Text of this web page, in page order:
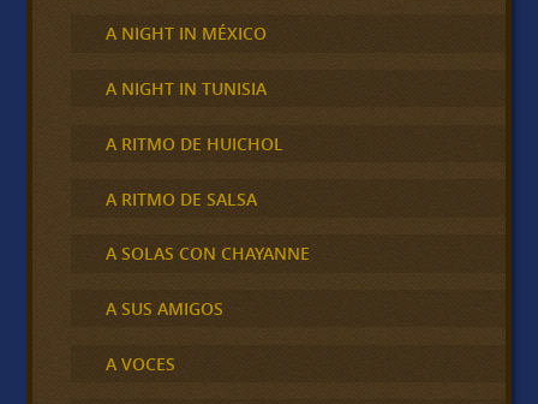
A NIGHT IN MÉXICO
A NIGHT IN TUNISIA
A RITMO DE HUICHOL
A RITMO DE SALSA
A SOLAS CON CHAYANNE
A SUS AMIGOS
A VOCES